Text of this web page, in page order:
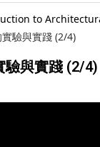
to
驗與實踐 (2/4)
驗與實踐 (2/4)